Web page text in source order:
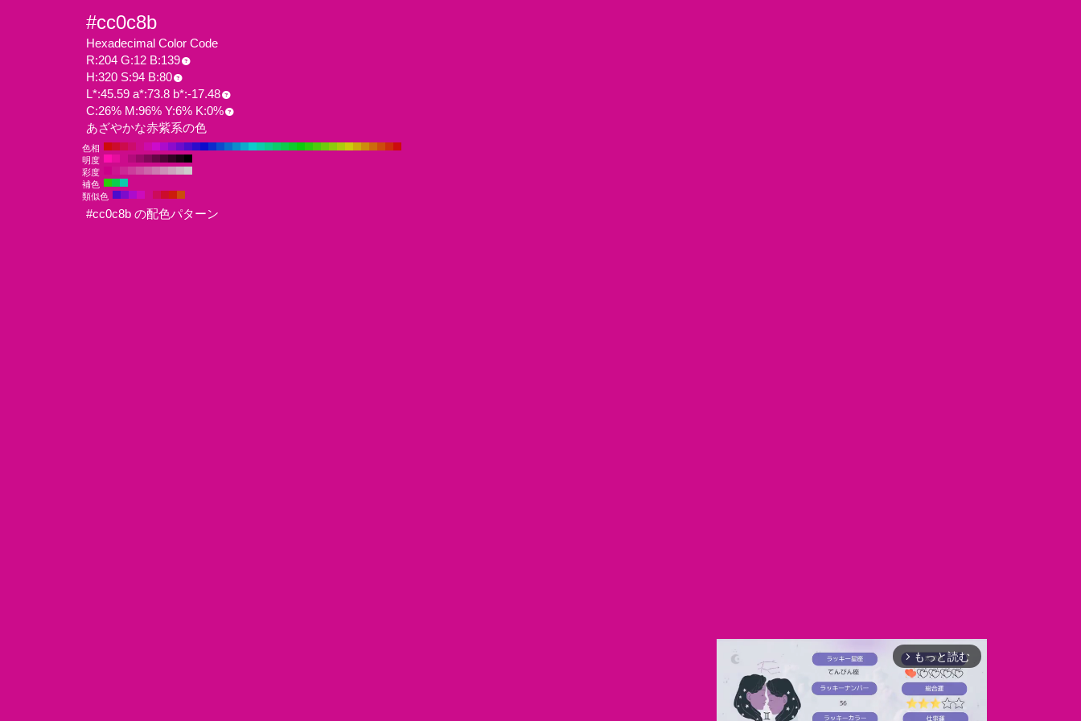
#cc0c8b
Hexadecimal Color Code
R:204 G:12 B:139
H:320 S:94 B:80
L*:45.59 a*:73.8 b*:-17.48
C:26% M:96% Y:6% K:0%
あざやかな赤紫系の色
色相
明度
彩度
補色
類似色
#cc0c8b の配色パターン
arrow_forward_ios もっと読む